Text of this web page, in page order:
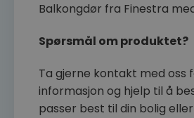
Balkongdør fra Finestra
Spørsmål om produktet?
Ta gjerne kontakt med oss
informasjon og hjelp til å
passer best til din bolig